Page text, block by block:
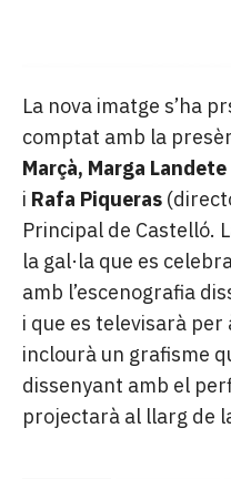
La nova imatge s’ha
comptat amb la
Marçà, Marga Landete
i Rafa Piqueras
Principal de Castelló.
la gal·la que es
amb l’escenografia
i que es televisarà per
inclourà un grafisme
dissenyant amb el
projectarà al llarg de